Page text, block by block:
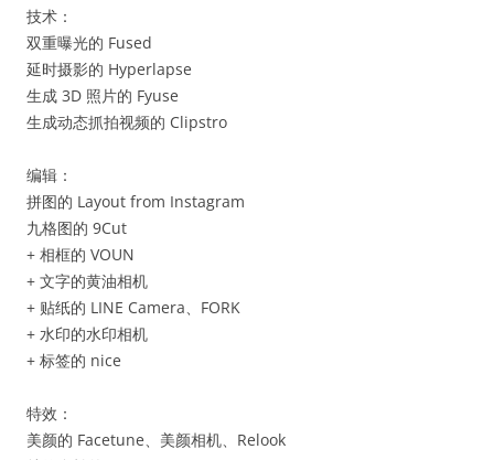
技术：
双重曝光的 Fused
延时摄影的 Hyperlapse
生成 3D 照片的 Fyuse
生成动态抓拍视频的 Clipstro
编辑：
拼图的 Layout from Instagram
九格图的 9Cut
+ 相框的 VOUN
+ 文字的黄油相机
+ 贴纸的 LINE Camera、FORK
+ 水印的水印相机
+ 标签的 nice
特效：
美颜的 Facetune、美颜相机、Relook